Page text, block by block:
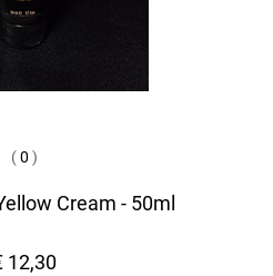
(0 )
Cream - 50ml
12,30